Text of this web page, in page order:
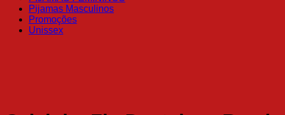
Pijamas Masculinos
Promoções
Unissex